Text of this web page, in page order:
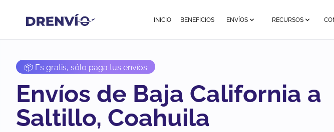
INICIO BENEFICIOS ENVÍOS RECURSOS
📦 Es gratis, sólo paga tus envíos
Envíos de Baja California a
Saltillo, Coahuila